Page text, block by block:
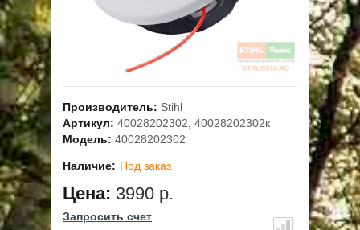
ГАРАНТИЯ И СЕРВИС
ПОЛЬЗОВАТЕЛЬСКОЕ СОГЛАШЕНИЕ
АКЦИИ
Производитель: Stihl
Артикул: 40028202302, 40028202302к
Модель: 40028202302
Наличие: Под заказ
Цена: 3990 р.
Запросить счет